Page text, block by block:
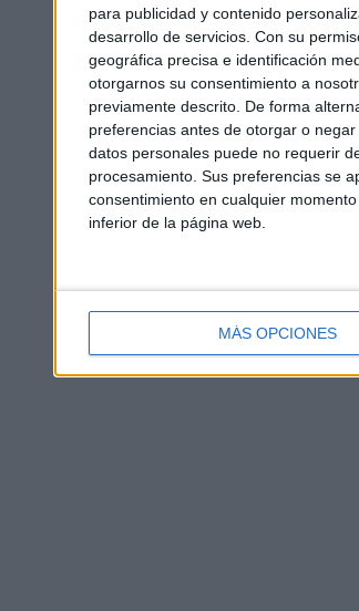
para publicidad y contenido
desarrollo de servicios. Con su
geográfica precisa e identificación
otorgarnos su consentimiento a
previamente descrito. De forma
preferencias antes de otorgar o negar
datos personales puede no requerir
procesamiento. Sus preferencias se
consentimiento en cualquier
inferior de la página web.
MÁS OPCIONES